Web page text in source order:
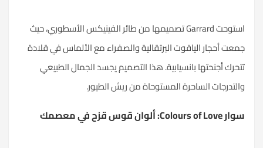
استوحت Garrard تصميمها من طائر الفينيكس الأسطوري، حيث
جمعت أحجار الياقوت البرتقالية والصفراء مع الألماس في قلادة
تتحرك أجنحتها بانسيابية. هذا التصميم يجسد الجمال الطبيعي
والتدرجات الساحرة المستوحاة من ريش الطيور.
سوار Colours of Love: ألوان قوس قزح في معصمك